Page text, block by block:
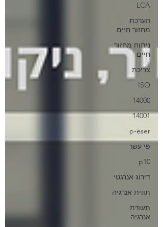
LCA
הערכת
מחזור חיים
ניתוח מחזור
חיים
צריכת
ISO
14000
14001
p-eser
פי עשר
p10
דירוג אנרגטי
תווית אנרגיה
תעודת
אנרגיה